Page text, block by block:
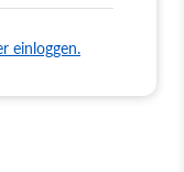
einloggen.